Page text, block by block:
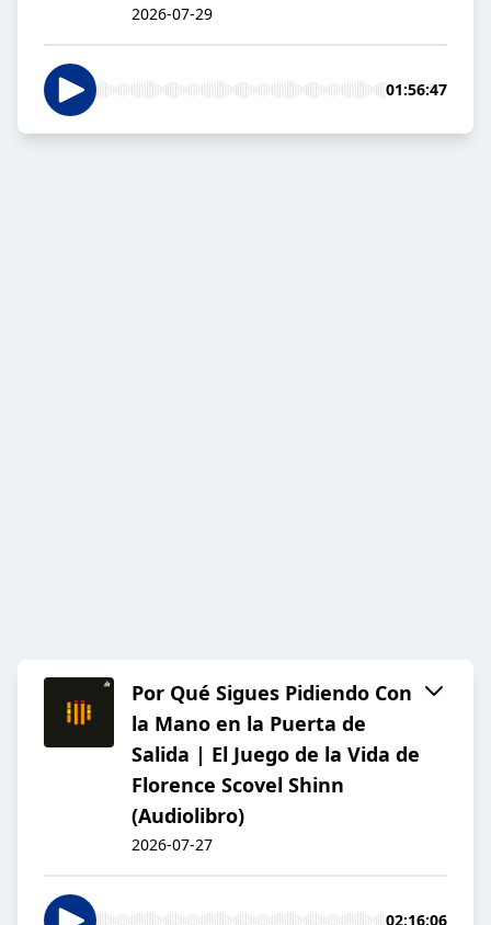
2026-07-29
01:56:47
Por Qué Sigues Pidiendo Con
la Mano en la Puerta de
Salida | El Juego de la Vida de
Florence Scovel Shinn
(Audiolibro)
2026-07-27
02:16:06